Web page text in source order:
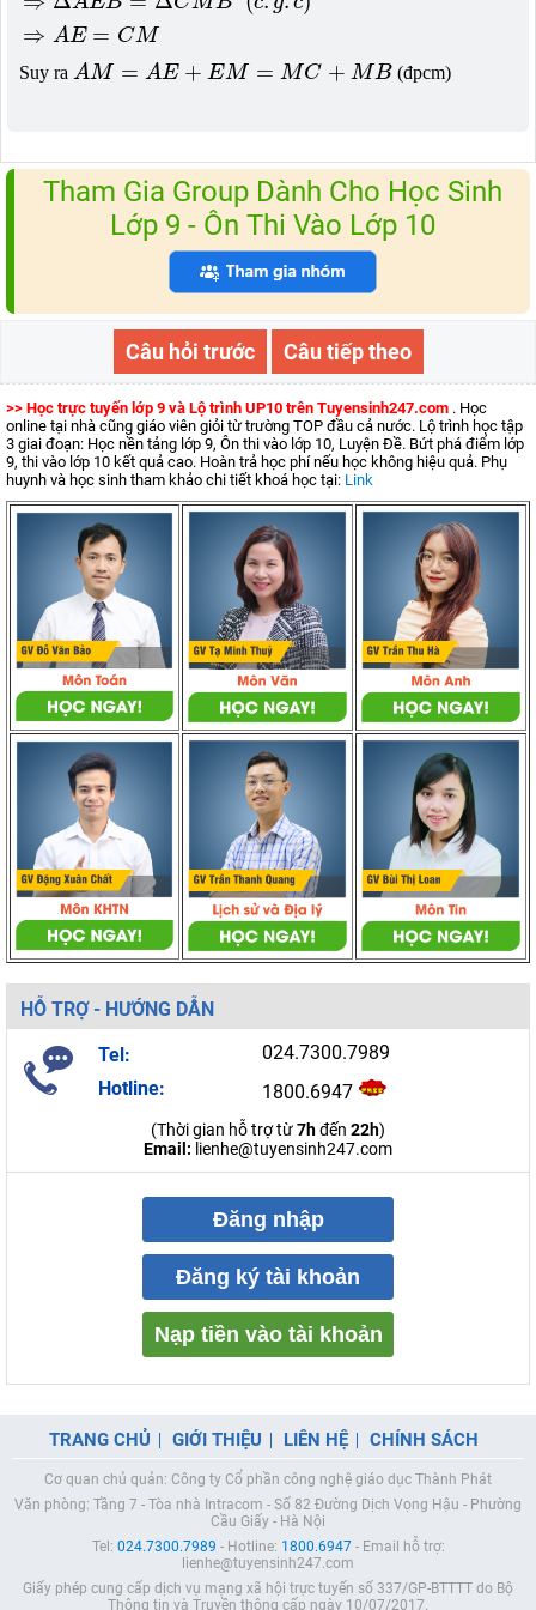
⇒ AE = CM
Suy ra AM = AE + EM = MC + MB
A M= E+E M =MC MB (đpcm)
Tham Gia Group Dành Cho Học Sinh
Lớp 9 - Ôn Thi Vào Lớp 10
Câu hỏi trước Câu tiếp theo
>> Học trực tuyến lớp 9 và Lộ trình UP10 trên Tuyensinh247.com . Học
online tại nhà cũng giáo viên giỏi từ trường TOP đầu cả nước. Lộ trình học tập
3 giai đoạn: Học nền tảng lớp 9, Ôn thi vào lớp 10, Luyện Đề. Bứt phá điểm lớp
9, thi vào lớp 10 kết quả cao. Hoàn trả học phí nếu học không hiệu quả. Phụ
huynh và học sinh tham khảo chi tiết khoá học tại: Link
HỖ TRỢ - HƯỚNG DẪN
Tel:
024.7300.7989
Hotline:
1800.6947
(Thời gian hỗ trợ từ7hđến 22h)
Email: lienhe@tuyensinh247.com
Đăng nhập
Đăng ký tài khoản
Nạp tiền vào tài khoản
TRANG CHỦ GIỚI THIỆU LIÊN HỆ CHÍNH SÁCH
Cơ quan chủ quản: Công ty Cổ phần công nghệ giáo dục Thành Phát
Văn phòng: Tầng 7 - Tòa nhà Intracom - Số 82 Đường Dịch Vọng Hậu - Phường
Cầu Giấy - Hà Nội
Tel: 024.7300.7989 - Hotline: 1800.6947- Email hỗ trợ:
lienhe@tuyensinh247.com
Giấy phép cung cấp dịch vụ mạng xã hội trực tuyến số 337/GP-BTTTT do Bộ
Thông tin và Truyền thông cấp ngày 10/07/2017.